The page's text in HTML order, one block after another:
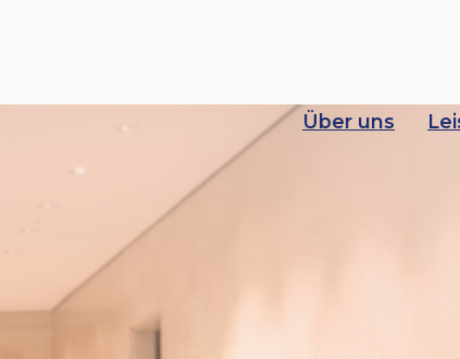
Über uns